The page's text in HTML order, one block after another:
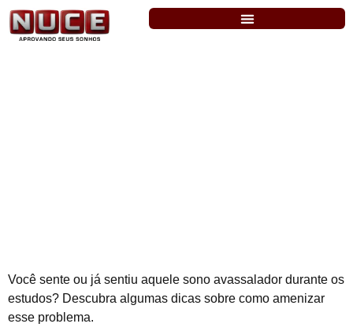
Você sente ou já sentiu aquele sono avassalador durante os
estudos? Descubra algumas dicas sobre como amenizar
esse problema.